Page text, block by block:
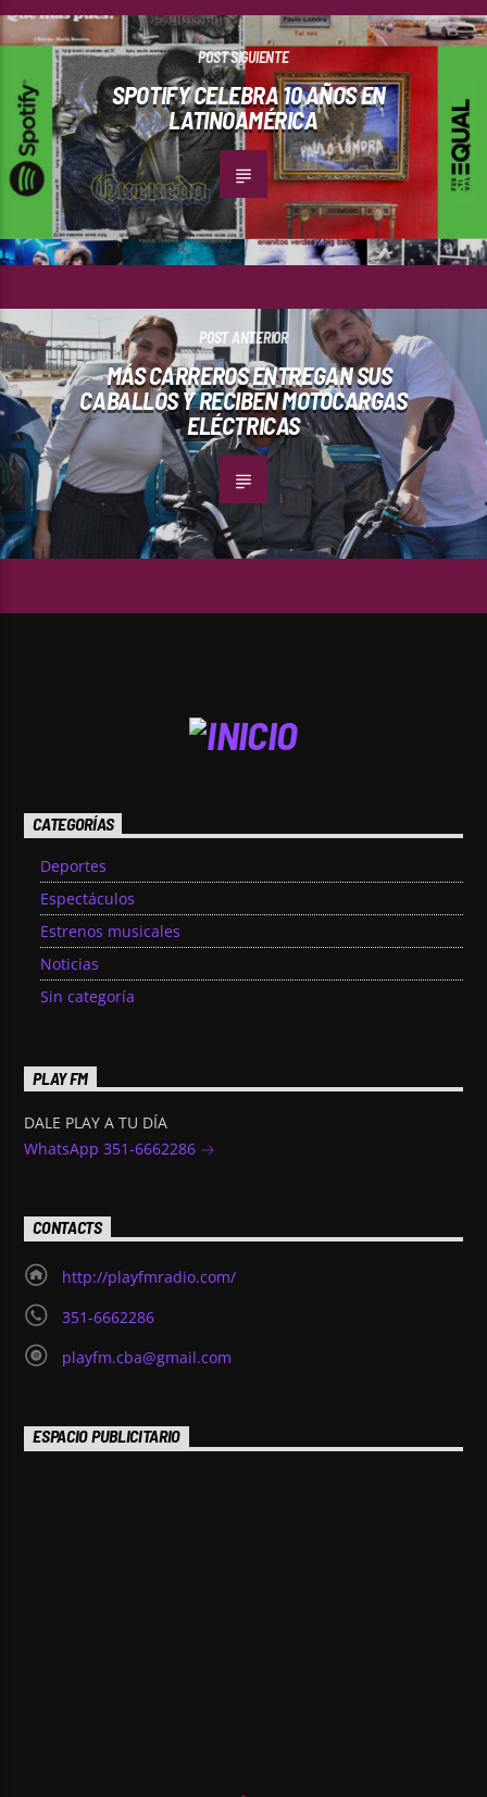
POST SIGUIENTE
SPOTIFY CELEBRA 10 AÑOS EN
LATINOAMÉRICA
POST ANTERIOR
MÁS CARREROS ENTREGAN SUS
CABALLOS Y RECIBEN MOTOCARGAS
ELÉCTRICAS
CATEGORÍAS
Deportes
Espectáculos
Estrenos musicales
Noticias
Sin categoría
PLAY FM
DALE PLAY A TU DÍA
WhatsApp 351-6662286
CONTACTS
http://playfmradio.com/
351-6662286
playfm.cba@gmail.com
ESPACIO PUBLICITARIO